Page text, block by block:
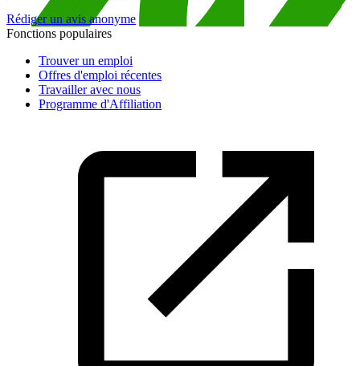
Rédiger un avis anonyme
Fonctions populaires
Trouver un emploi
Offres d'emploi récentes
Travailler avec nous
Programme d'Affiliation